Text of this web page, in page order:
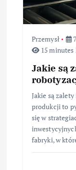
Przemysł
15 minutes
Jakie są
Jakie są
produkcji to
się w
fabryki, w